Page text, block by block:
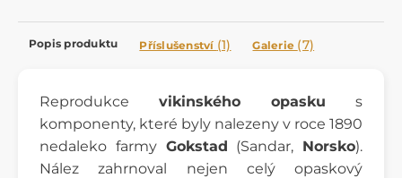
Popis produktu Příslušenství (1) Galerie (7)
Reprodukce vikinského opasku s
komponenty, které byly nalezeny v roce 1890
nedaleko farmy Gokstad (Sandar, Norsko).
Nález zahrnoval nejen celý opaskový